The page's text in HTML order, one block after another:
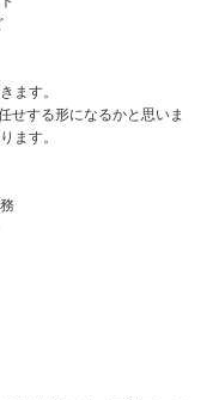
ます。
せする形になるかと思いま
ます。